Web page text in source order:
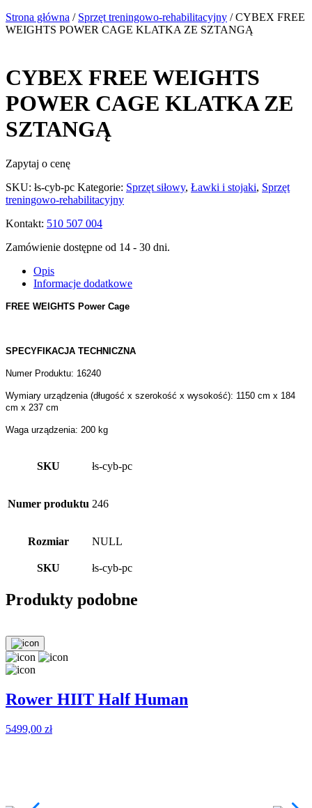
Strona główna / Sprzęt treningowo-rehabilitacyjny / CYBEX FREE
WEIGHTS POWER CAGE KLATKA ZE SZTANGĄ
CYBEX FREE WEIGHTS
POWER CAGE KLATKA ZE
SZTANGĄ
Zapytaj o cenę
SKU: łs-cyb-pc Kategorie: Sprzęt siłowy, Ławki i stojaki, Sprzęt
treningowo-rehabilitacyjny
Kontakt: 510 507 004
Zamówienie dostępne od 14 - 30 dni.
Opis
Informacje dodatkowe
FREE WEIGHTS Power Cage
SPECYFIKACJA TECHNICZNA
Numer Produktu: 16240
Wymiary urządzenia (długość x szerokość x wysokość): 1150 cm x 184
cm x 237 cm
Waga urządzenia: 200 kg
SKU łs-cyb-pc
Numer produktu 246
Rozmiar NULL
SKU łs-cyb-pc
Produkty podobne
Rower HIIT Half Human
5499,00 zł